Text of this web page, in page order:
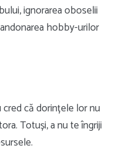
ignorarea oboselii
hobby-urilor
că dorințele lor nu
Totuși, a nu te îngriji